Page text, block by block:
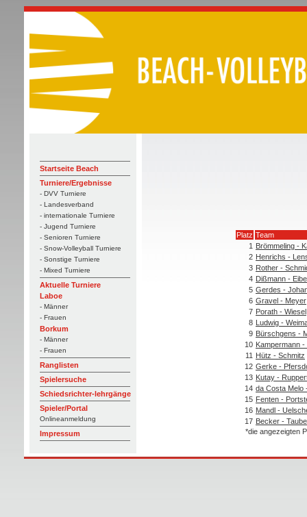
Startseite Beach
Turniere/Ergebnisse
- DVV Turniere
- Landesverband
- internationale Turniere
- Jugend Turniere
- Senioren Turniere
- Snow-Volleyball Turniere
- Sonstige Turniere
- Mixed Turniere
Aktuelle Turniere
Laboe
- Männer
- Frauen
Borkum
- Männer
- Frauen
Ranglisten
Spielersuche
Schiedsrichter-lehrgänge
Spieler/Portal
Onlineanmeldung
Impressum
Platz Team
1 Brömmeling -
2 Henrichs -
3 Rother -
4 Dißmann -
5 Gerdes -
6 Gravel - Meyer
7 Porath - Wiesel
8 Ludwig -
9 Bürschgens -
10 Kampermann -
11 Hütz - Schmitz
12 Gerke -
13 Kutay -
14 da Costa Melo
15 Fenten -
16 Mandl -
17 Becker - Taube
*die angezeigten